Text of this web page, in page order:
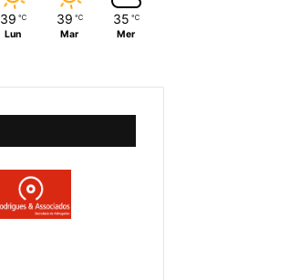
39 ℃
Lun
39 ℃
Mar
35 ℃
Mer